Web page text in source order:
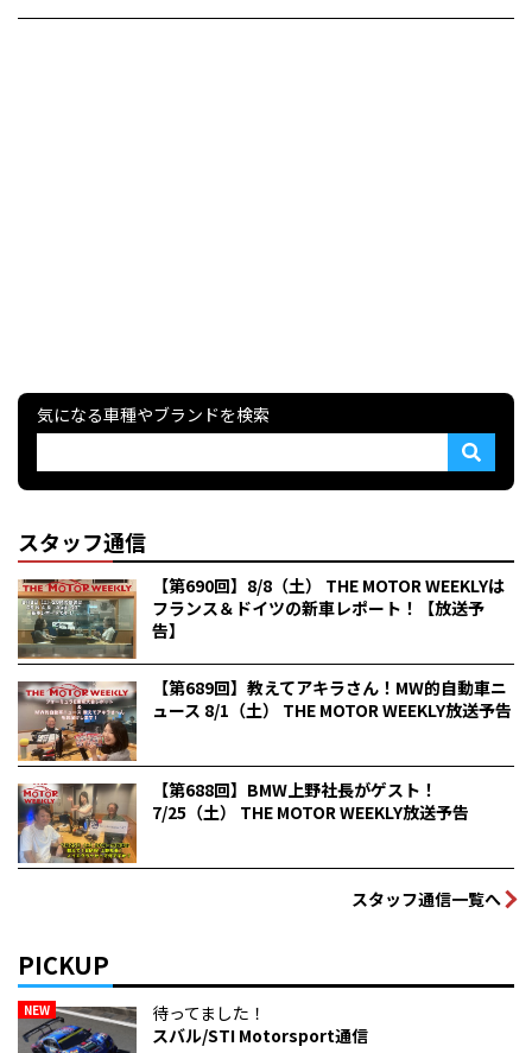
気になる車種やブランドを検索
スタッフ通信
【第690回】8/8（土） THE MOTOR WEEKLYは
フランス＆ドイツの新車レポート！【放送予
告】
【第689回】教えてアキラさん！MW的自動車ニ
ュース 8/1（土） THE MOTOR WEEKLY放送予告
【第688回】BMW上野社長がゲスト！
7/25（土） THE MOTOR WEEKLY放送予告
スタッフ通信一覧へ
PICKUP
NEW
待ってました！
スバル/STI Motorsport通信